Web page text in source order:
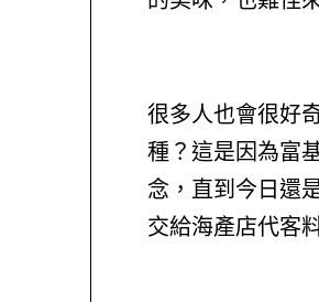
很多人也會很好
種？這是因為富
念，直到今日還
交給海產店代客